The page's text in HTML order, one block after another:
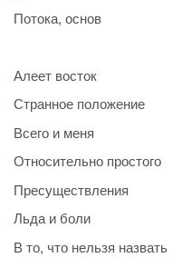
Потока, основ
Алеет восток
Странное положение
Всего и меня
Относительно простого
Пресуществления
Льда и боли
В то, что нельзя назвать